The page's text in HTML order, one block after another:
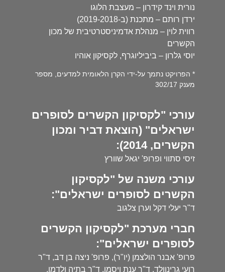
נורית וינד קידרון – מעצבת הלוגו
ירדן רותם – מתכנת (ב-2019-2018)
רווית לוין – מנהלת אדמיניסטרטיבית של מכון
הקשרים
יוסי גלרון – ביביליוגרף, לקסיקון אוהיו
* הפרויקט נתמך על-ידי הקרן הלאומית למדעים, מספר
מענק 302/17
עורכי "לקסיקון הקשרים לסופרים
ישראלים" (הוצאת דביר ומכון
הקשרים, 2014):
זיסי סתווי ופרופ' יגאל שוורץ
עורכי משנה של "לקסיקון
הקשרים לסופרים ישראלים":
ד"ר יעלי דקל וערן צלגוב
חברי מערכת "לקסיקון הקשרים
לסופרים ישראלים":
פרופ' אבנר הולצמן (יו"ר), פרופ' ניצה בן דב, ד"ר
רועי גרינוולד, ד"ר ענת ויסמן, ד"ר בתיה ולדמן,